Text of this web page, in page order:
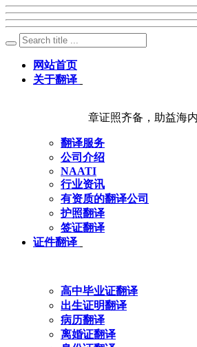
网站首页
关于翻译
章证照齐备，助益海
翻译服务
公司介绍
NAATI
行业资讯
有资质的翻译公司
护照翻译
签证翻译
证件翻译
高中毕业证翻译
出生证明翻译
病历翻译
离婚证翻译